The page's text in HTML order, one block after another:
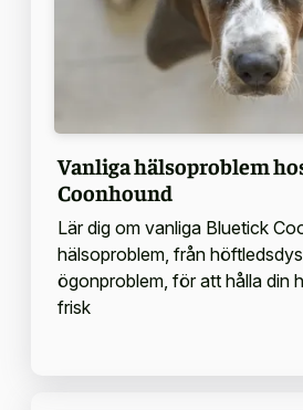
Vanliga hälsoproblem
Coonhound
Lär dig om vanliga Bluetick
hälsoproblem, från
ögonproblem, för att hålla din
frisk